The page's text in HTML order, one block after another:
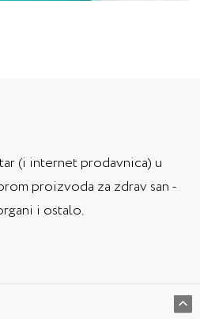
(i internet prodavnica) u
proizvoda za zdrav san -
i ostalo.